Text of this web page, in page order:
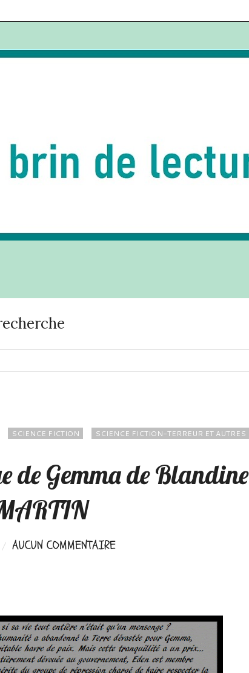
SCIENCE FICTION SCIENCE FICTION-TERREUR ET AUTRES
de Gemma de Blandine
AUCUN COMMENTAIRE